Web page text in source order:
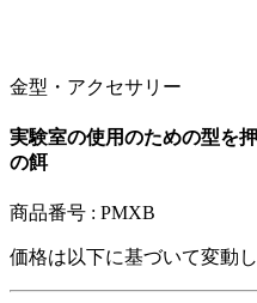
金型・アクセサリー
実験室の使用のための型を
の餌
商品番号 : PMXB
価格は以下に基づいて変動